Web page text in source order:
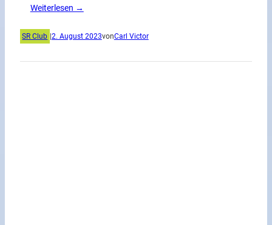
Weiterlesen →
SR Club 2. August 2023vonCarl Victor